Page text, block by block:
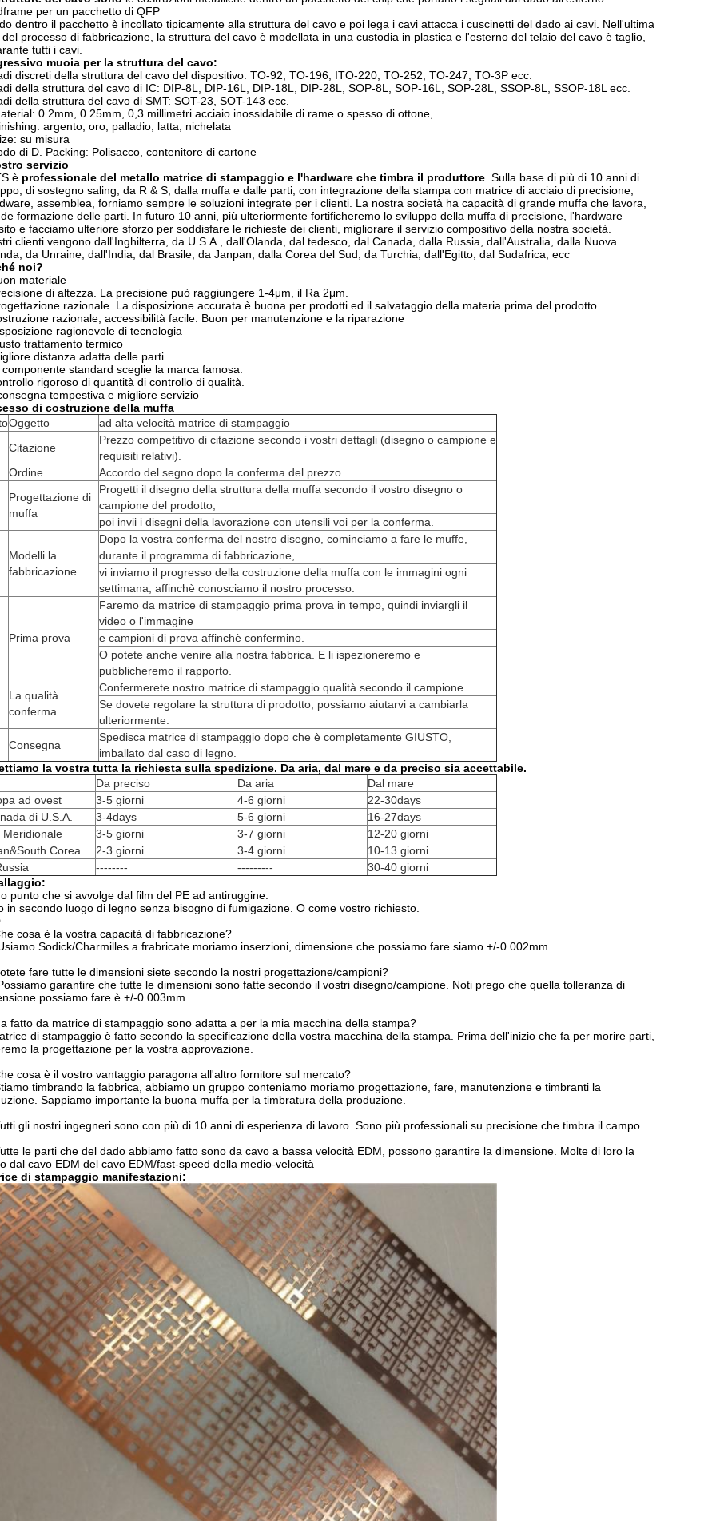
per un pacchetto di QFP
dentro il pacchetto è incollato tipicamente alla struttura del cavo e poi lega i cavi attacca i cuscinetti del dado ai cavi. Nell'ultima
processo di fabbricazione, la struttura del cavo è modellata in una custodia in plastica e l'esterno del telaio del cavo è taglio,
tutti i cavi.
muoia per la struttura del cavo:
discreti della struttura del cavo del dispositivo: TO-92, TO-196, ITO-220, TO-252, TO-247, TO-3P ecc.
della struttura del cavo di IC: DIP-8L, DIP-16L, DIP-18L, DIP-28L, SOP-8L, SOP-16L, SOP-28L, SSOP-8L, SSOP-18L ecc.
della struttura del cavo di SMT: SOT-23, SOT-143 ecc.
0.2mm, 0.25mm, 0,3 millimetri acciaio inossidabile di rame o spesso di ottone,
argento, oro, palladio, latta, nichelata
su misura
di D. Packing: Polisacco, contenitore di cartone
servizio
è professionale del metallo matrice di stampaggio e l'hardware che timbra il produttore . Sulla base di più di 10 anni di
di sostegno saling, da R & S, dalla muffa e dalle parti, con integrazione della stampa con matrice di acciaio di precisione,
assemblea, forniamo sempre le soluzioni integrate per i clienti. La nostra società ha capacità di grande muffa che lavora,
formazione delle parti. In futuro 10 anni, più ulteriormente fortificheremo lo sviluppo della muffa di precisione, l'hardware
e facciamo ulteriore sforzo per soddisfare le richieste dei clienti, migliorare il servizio compositivo della nostra società.
clienti vengono dall'Inghilterra, da U.S.A., dall'Olanda, dal tedesco, dal Canada, dalla Russia, dall'Australia, dalla Nuova
da Unraine, dall'India, dal Brasile, da Janpan, dalla Corea del Sud, da Turchia, dall'Egitto, dal Sudafrica, ecc
noi?
materiale
di altezza. La precisione può raggiungere 1-4μm, il Ra 2μm.
razionale. La disposizione accurata è buona per prodotti ed il salvataggio della materia prima del prodotto.
razionale, accessibilità facile. Buon per manutenzione e la riparazione
ragionevole di tecnologia
trattamento termico
distanza adatta delle parti
componente standard sceglie la marca famosa.
rigoroso di quantità di controllo di qualità.
tempestiva e migliore servizio
di costruzione della muffa
Oggetto
ad alta velocità matrice di stampaggio
Citazione
Prezzo competitivo di citazione secondo i vostri dettagli (disegno o campione e
requisiti relativi).
Ordine Accordo del segno dopo la conferma del prezzo
Progettazione di
muffa
Progetti il disegno della struttura della muffa secondo il vostro disegno o
campione del prodotto,
poi invii i disegni della lavorazione con utensili voi per la conferma.
Modelli la
fabbricazione
Dopo la vostra conferma del nostro disegno, cominciamo a fare le muffe,
durante il programma di fabbricazione,
vi inviamo il progresso della costruzione della muffa con le immagini ogni
settimana, affinchè conosciamo il nostro processo.
Prima prova
Faremo da matrice di stampaggio prima prova in tempo, quindi inviargli il
video o l'immagine
e campioni di prova affinchè confermino.
O potete anche venire alla nostra fabbrica. E li ispezioneremo e
pubblicheremo il rapporto.
La qualità
conferma
Confermerete nostro matrice di stampaggio qualità secondo il campione.
Se dovete regolare la struttura di prodotto, possiamo aiutarvi a cambiarla
ulteriormente.
Consegna
Spedisca matrice di stampaggio dopo che è completamente GIUSTO,
imballato dal caso di legno.
la vostra tutta la richiesta sulla spedizione. Da aria, dal mare e da preciso sia accettabile.
Da preciso
Da aria
Dal mare
ad ovest
3-5 giorni 4-6 giorni
22-30days
di U.S.A.
3-4days 5-6 giorni
16-27days
Meridionale
3-5 giorni 3-7 giorni
12-20 giorni
Corea
2-3 giorni 3-4 giorni
10-13 giorni
-------- ---------
30-40 giorni
punto che si avvolge dal film del PE ad antiruggine.
in secondo luogo di legno senza bisogno di fumigazione . O come vostro richiesto.
cosa è la vostra capacità di fabbricazione?
Sodick/Charmilles a frabricate moriamo inserzioni, dimensione che possiamo fare siamo +/-0.002mm.
fare tutte le dimensioni siete secondo la nostri progettazione/campioni?
garantire che tutte le dimensioni sono fatte secondo il vostri disegno/campione. Noti prego che quella tolleranza di
possiamo fare è +/-0.003mm.
fatto da matrice di stampaggio sono adatta a per la mia macchina della stampa?
di stampaggio è fatto secondo la specificazione della vostra macchina della stampa. Prima dell'inizio che fa per morire parti,
la progettazione per la vostra approvazione.
cosa è il vostro vantaggio paragona all'altro fornitore sul mercato?
timbrando la fabbrica, abbiamo un gruppo conteniamo moriamo progettazione, fare, manutenzione e timbranti la
Sappiamo importante la buona muffa per la timbratura della produzione.
gli nostri ingegneri sono con più di 10 anni di esperienza di lavoro. Sono più professionali su precisione che timbra il campo.
le parti che del dado abbiamo fatto sono da cavo a bassa velocità EDM, possono garantire la dimensione. Molte di loro la
dal cavo EDM del cavo EDM/fast-speed della medio-velocità
di stampaggio manifestazioni: